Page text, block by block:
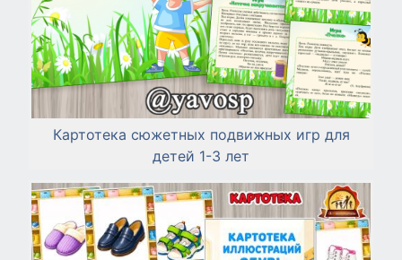
Картотека сюжетных подвижных игр для
детей 1-3 лет